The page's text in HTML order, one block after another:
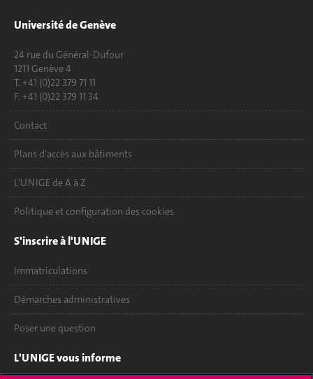
Université de Genève
24 rue du Général-Dufour
1211 Genève 4
T. +41 (0)22 379 71 11
F. +41 (0)22 379 11 34
Contact
Plans d'accès aux bâtiments
L'UNIGE de A à Z
Politique et configuration des cookies
S'inscrire à l'UNIGE
Immatriculations
Démarches administratives
Poser une question
L'UNIGE vous informe